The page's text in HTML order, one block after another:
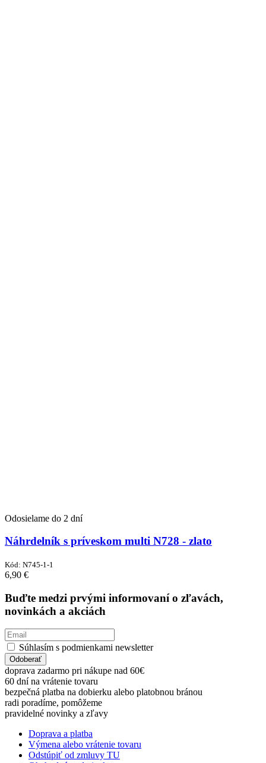
Odosielame do 2 dní
Náhrdelník s príveskom multi N728 - zlato
Kód: N745-1-1
6,90 €
Buďte medzi prvými informovaní o zľavách,
novinkách a akciách
Súhlasím s podmienkami newsletter
Odoberať
doprava zadarmo pri nákupe nad 60€
60 dní na vrátenie tovaru
bezpečná platba na dobierku alebo platobnou bránou
radi poradíme, pomôžeme
pravidelné novinky a zľavy
Doprava a platba
Výmena alebo vrátenie tovaru
Odstúpiť od zmluvy TU